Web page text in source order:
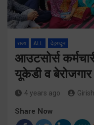
राज्य ALL देहरादून
आउटसोर्स
यूकेडी व
4 years ago
Share Now